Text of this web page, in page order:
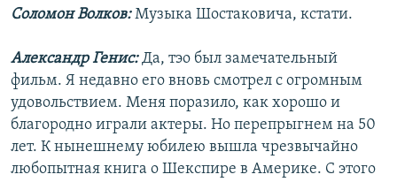
Соломон Волков:Музыка Шостаковича, кстати.
Александр Генис:Да, тэо был замечательный
фильм. Я недавно его вновь смотрел с огромным
удовольствием. Меня поразило, как хорошо и
благородно играли актеры. Но перепрыгнем на 50
лет. К нынешнему юбилею вышла чрезвычайно
любопытная книга о Шекспире в Америке. С этого